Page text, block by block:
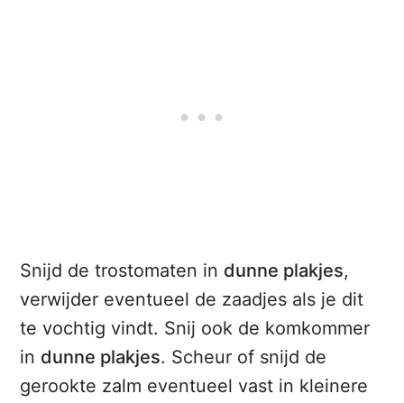
Snijd de trostomaten in dunne plakjes,
verwijder eventueel de zaadjes als je dit
te vochtig vindt. Snij ook de komkommer
in dunne plakjes. Scheur of snijd de
gerookte zalm eventueel vast in kleinere